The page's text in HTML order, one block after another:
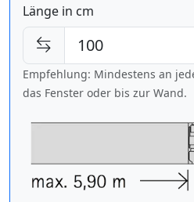
Länge in cm
Empfehlung: Mindestens an
das Fenster oder bis zur Wand.